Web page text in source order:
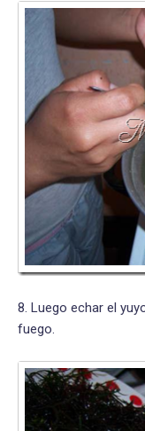
8. Luego echar el
fuego.